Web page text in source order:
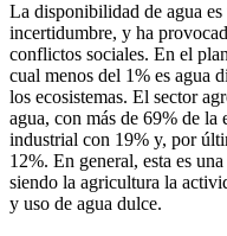
La disponibilidad de agua
incertidumbre, y ha
conflictos sociales. En el
cual menos del 1% es agua
los ecosistemas. El sector
agua, con más de 69% de
industrial con 19% y, por
12%. En general, esta es
siendo la agricultura la
y uso de agua dulce.